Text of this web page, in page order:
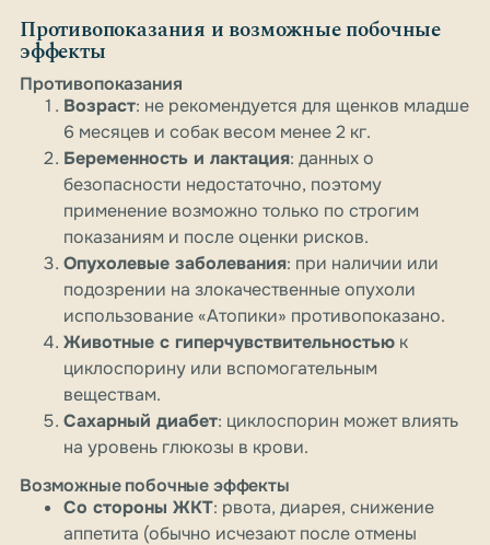
Противопоказания и возможные побочные
эффекты
Противопоказания
Возраст: не рекомендуется для щенков младше
6 месяцев и собак весом менее 2 кг.
Беременность и лактация: данных о
безопасности недостаточно, поэтому
применение возможно только по строгим
показаниям и после оценки рисков.
Опухолевые заболевания: при наличии или
подозрении на злокачественные опухоли
использование «Атопики» противопоказано.
Животные с гиперчувствительностью к
циклоспорину или вспомогательным
веществам.
Сахарный диабет: циклоспорин может влиять
на уровень глюкозы в крови.
Возможные побочные эффекты
Со стороны ЖКТ: рвота, диарея, снижение
аппетита (обычно исчезают после отмены